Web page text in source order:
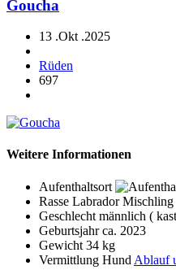
Goucha
13 .Okt .2025
Rüden
697
Weitere Informationen
Aufenthaltsort
Rasse Labrador Mischling
Geschlecht männlich (
Geburtsjahr ca. 2023
Gewicht 34 kg
Vermittlung Hund Ablauf